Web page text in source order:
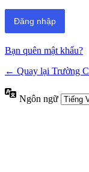
Bạn quên mật khẩu?
← Quay lại Trường
Ngôn ngữ